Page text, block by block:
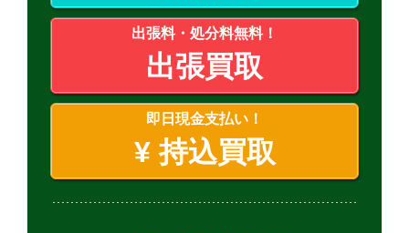
出張料・処分料無料！
出張買取
即日現金支払い！
¥持込買取